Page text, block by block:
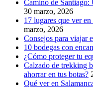
Camino de Santiago:
30 marzo, 2026
17 lugares que ver
marzo, 2026
Consejos para viajar
10 bodegas con
¿Cómo proteger tu
Calzado de trekking
ahorrar en tus botas?
Qué ver en